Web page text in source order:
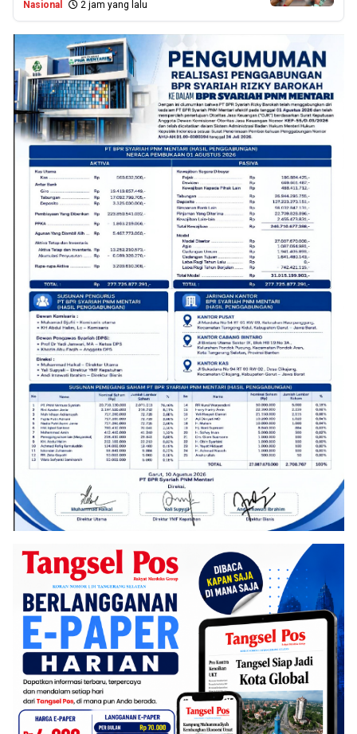
Nasional 2 jam yang lalu